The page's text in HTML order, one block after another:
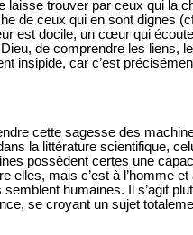
trouver par ceux qui la
de ceux qui en sont dignes
est docile, un cœur qui
de comprendre les liens,
insipide, car c’est
cette sagesse des
la littérature scientifique,
possèdent certes une
elles, mais c’est à l’homme
humaines. Il s’agit
se croyant un sujet